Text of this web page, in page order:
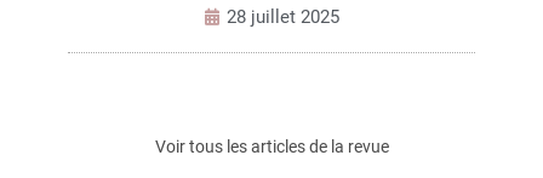
28 juillet 2025
Voir tous les articles de la revue